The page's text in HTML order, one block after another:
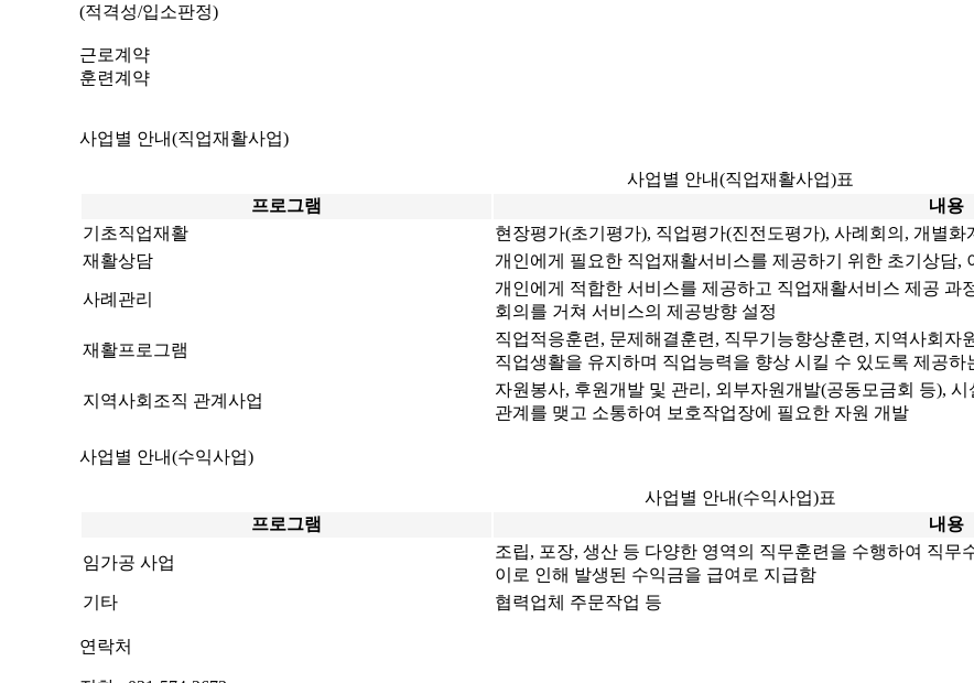
(적격성/입소판정)
근로계약
훈련계약
사업별 안내(직업재활사업)
사업별 안내(직업재활사업)표
프로그램
내용
기초직업재활
현장평가(초기평가), 직업평가(진전도평가), 사례회의, 개별
재활상담
개인에게 필요한 직업재활서비스를 제공하기 위한 초기상담,
사례관리
개인에게 적합한 서비스를 제공하고 직업재활서비스 제공 과
회의를 거쳐 서비스의 제공방향 설정
재활프로그램
직업적응훈련, 문제해결훈련, 직무기능향상훈련, 지역사회자
직업생활을 유지하며 직업능력을 향상 시킬 수 있도록 제공하
지역사회조직 관계사업
자원봉사, 후원개발 및 관리, 외부자원개발(공동모금회 등),
관계를 맺고 소통하여 보호작업장에 필요한 자원 개발
사업별 안내(수익사업)
사업별 안내(수익사업)표
프로그램
내용
임가공 사업
조립, 포장, 생산 등 다양한 영역의 직무훈련을 수행하여 직무
이로 인해 발생된 수익금을 급여로 지급함
기타
협력업체 주문작업 등
연락처